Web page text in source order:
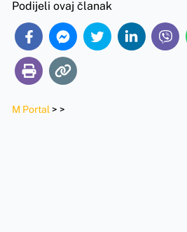
Podijeli ovaj članak
M Portal > >